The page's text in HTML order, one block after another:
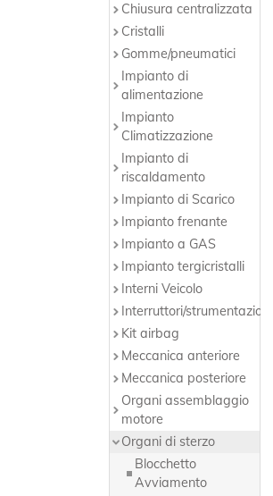
Chiusura centralizzata
Cristalli
Gomme/pneumatici
Impianto di
alimentazione
Impianto
Climatizzazione
Impianto di
riscaldamento
Impianto di Scarico
Impianto frenante
Impianto a GAS
Impianto tergicristalli
Interni Veicolo
Interruttori/strumentazione
Kit airbag
Meccanica anteriore
Meccanica posteriore
Organi assemblaggio
motore
Organi di sterzo
Blocchetto
Avviamento